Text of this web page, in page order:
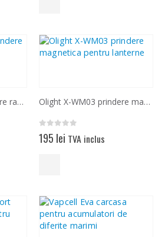
Olight EX-WM25 prindere rapida pe sina Picatinny pentru lanterne Olight X-WM03 prindere magnetica pentru lanterne
195 lei TVA inclus